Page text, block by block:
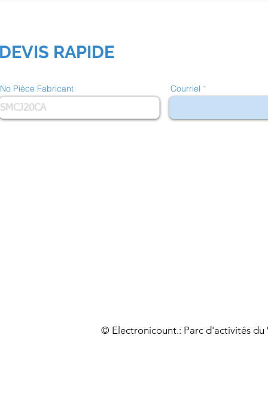
RAPIDE
No Pièce Fabricant Courriel
© Electronicount.: Parc d'activités du